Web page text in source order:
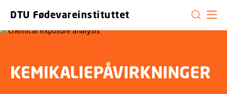
DTU Fødevareinstituttet
KEMIKALIEPÅVIRKNINGER